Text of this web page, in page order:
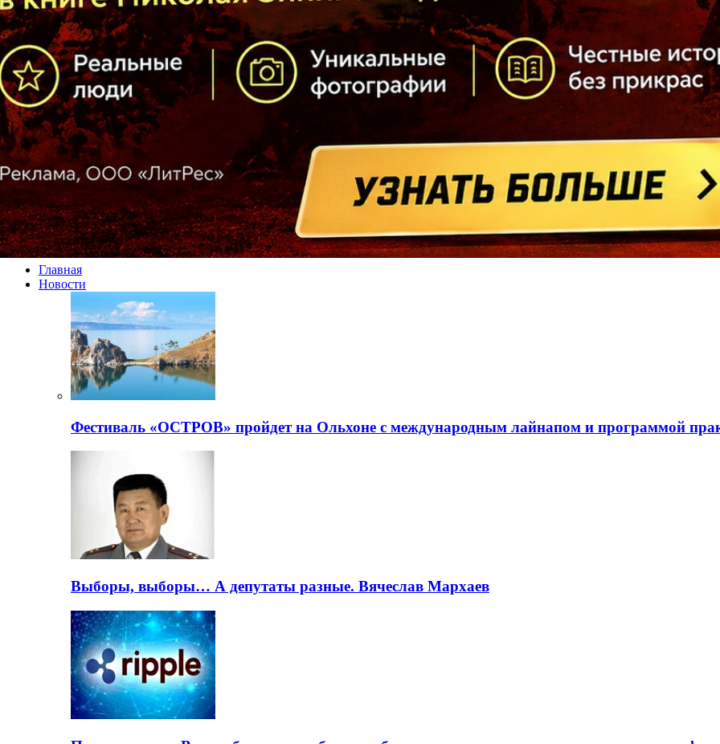
Главная
Новости
Фестиваль «ОСТРОВ» пройдет на Ольхоне с международным лайнапом и программой
Выборы, выборы… А депутаты разные. Вячеслав Мархаев